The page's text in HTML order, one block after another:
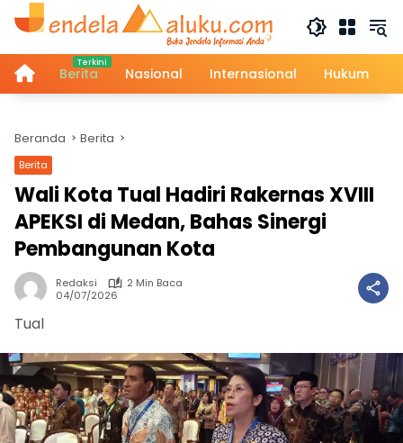
Langsung
HomeBerita Nasional Internasional Hukum
Beranda Berita
Berita
Wali Kota Tual Hadiri Rakernas XVIII
APEKSI di Medan, Bahas Sinergi
Pembangunan Kota
Redaksi
2 Min Baca
04/07/2026
Tual